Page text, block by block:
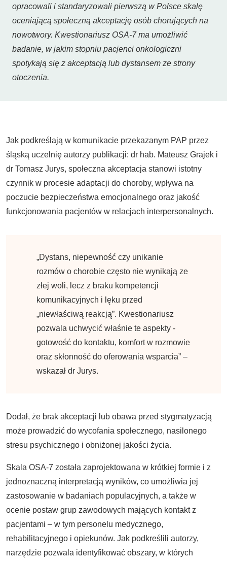
opracowali i standaryzowali pierwszą w Polsce skalę
oceniającą społeczną akceptację osób chorujących na
nowotwory. Kwestionariusz OSA-7 ma umożliwić
badanie, w jakim stopniu pacjenci onkologiczni
spotykają się z akceptacją lub dystansem ze strony
otoczenia.
Jak podkreślają w komunikacie przekazanym PAP przez
śląską uczelnię autorzy publikacji: dr hab. Mateusz Grajek i
dr Tomasz Jurys, społeczna akceptacja stanowi istotny
czynnik w procesie adaptacji do choroby, wpływa na
poczucie bezpieczeństwa emocjonalnego oraz jakość
funkcjonowania pacjentów w relacjach interpersonalnych.
„Dystans, niepewność czy unikanie
rozmów o chorobie często nie wynikają ze
złej woli, lecz z braku kompetencji
komunikacyjnych i lęku przed
„niewłaściwą reakcją”. Kwestionariusz
pozwala uchwycić właśnie te aspekty -
gotowość do kontaktu, komfort w rozmowie
oraz skłonność do oferowania wsparcia” –
wskazał dr Jurys.
Dodał, że brak akceptacji lub obawa przed stygmatyzacją
może prowadzić do wycofania społecznego, nasilonego
stresu psychicznego i obniżonej jakości życia.
Skala OSA-7 została zaprojektowana w krótkiej formie i z
jednoznaczną interpretacją wyników, co umożliwia jej
zastosowanie w badaniach populacyjnych, a także w
ocenie postaw grup zawodowych mających kontakt z
pacjentami – w tym personelu medycznego,
rehabilitacyjnego i opiekunów. Jak podkreślili autorzy,
narzędzie pozwala identyfikować obszary, w których